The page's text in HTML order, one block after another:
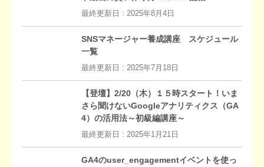
最終更新日 : 2025年8月4日
SNSマネージャー養成講座 スケジュール
一覧
最終更新日 : 2025年7月18日
【登壇】2/20（木）１５時スタート！いま
さら聞けないGoogleアナリティクス（GA
4）の活用法～初級編講座～
最終更新日 : 2025年1月21日
GA4のuser_engagementイベントを使っ